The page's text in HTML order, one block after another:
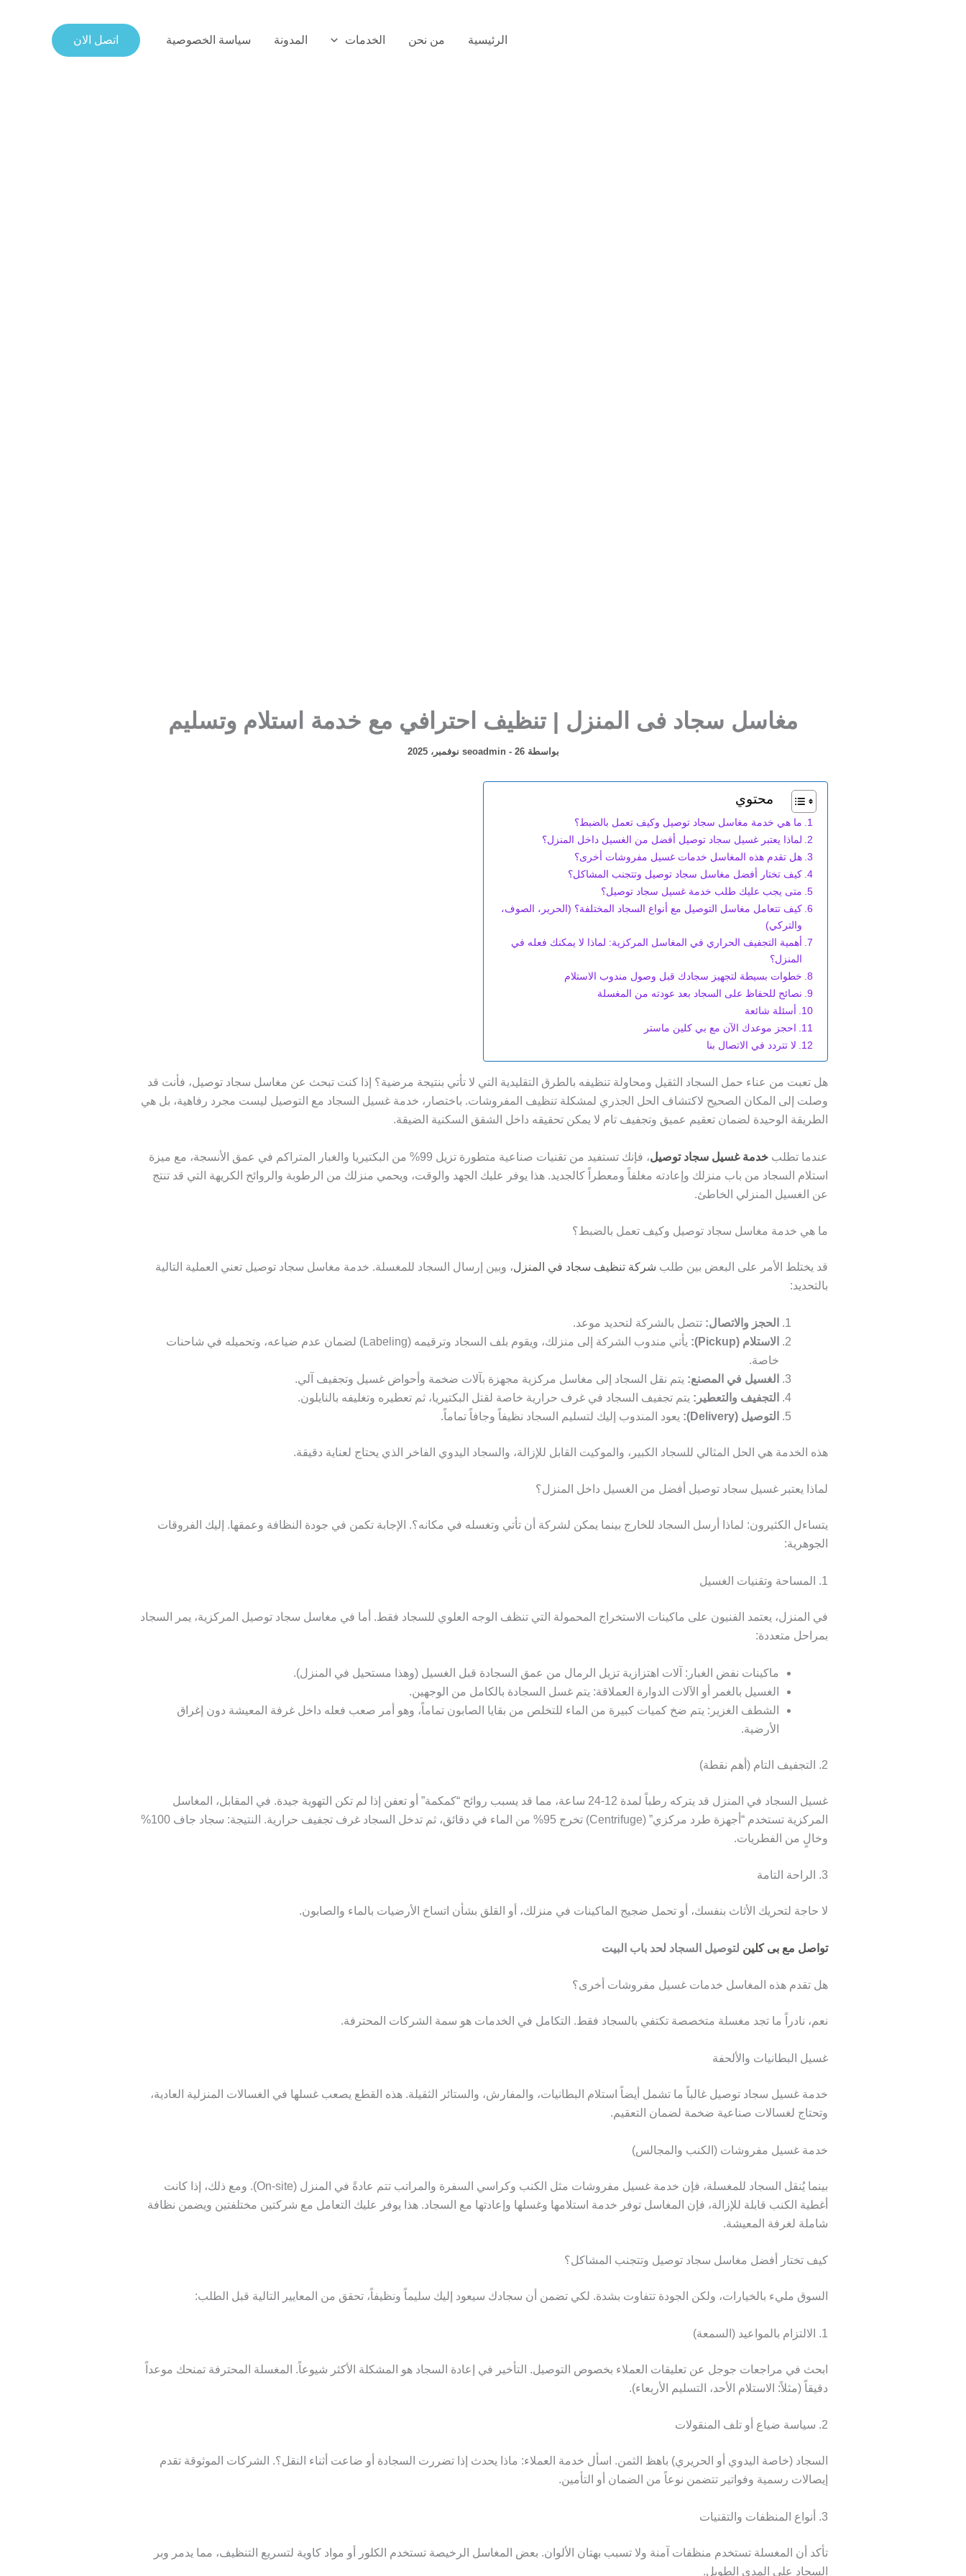
الرئيسية من نحن الخدمات المدونة سياسة الخصوصية اتصل الان
مغاسل سجاد فى المنزل | تنظيف احترافي مع خدمة استلام وتسليم
بواسطة seoadmin - 26 نوفمبر، 2025
محتوي
ما هي خدمة مغاسل سجاد توصيل وكيف تعمل بالضبط؟
لماذا يعتبر غسيل سجاد توصيل أفضل من الغسيل داخل المنزل؟
هل تقدم هذه المغاسل خدمات غسيل مفروشات أخرى؟
كيف تختار أفضل مغاسل سجاد توصيل وتتجنب المشاكل؟
متى يجب عليك طلب خدمة غسيل سجاد توصيل؟
كيف تتعامل مغاسل التوصيل مع أنواع السجاد المختلفة؟ (الحرير، الصوف،
والتركي)
أهمية التجفيف الحراري في المغاسل المركزية: لماذا لا يمكنك فعله في
المنزل؟
خطوات بسيطة لتجهيز سجادك قبل وصول مندوب الاستلام
نصائح للحفاظ على السجاد بعد عودته من المغسلة
أسئلة شائعة
احجز موعدك الآن مع بي كلين ماستر
لا تتردد في الاتصال بنا
هل تعبت من عناء حمل السجاد الثقيل ومحاولة تنظيفه بالطرق التقليدية التي لا تأتي بنتيجة مرضية؟ إذا كنت تبحث عن مغاسل سجاد توصيل، فأنت قد
وصلت إلى المكان الصحيح لاكتشاف الحل الجذري لمشكلة تنظيف المفروشات. باختصار، خدمة غسيل السجاد مع التوصيل ليست مجرد رفاهية، بل هي
الطريقة الوحيدة لضمان تعقيم عميق وتجفيف تام لا يمكن تحقيقه داخل الشقق السكنية الضيقة.
عندما تطلب خدمةغسيل سجاد توصيل
، فإنك تستفيد من تقنيات صناعية متطورة تزيل 99% من البكتيريا والغبار المتراكم في عمق الأنسجة، مع ميزة
استلام السجاد من باب منزلك وإعادته مغلفاً ومعطراً كالجديد. هذا يوفر عليك الجهد والوقت، ويحمي منزلك من الرطوبة والروائح الكريهة التي قد تنتج
عن الغسيل المنزلي الخاطئ.
ما هي خدمة مغاسل سجاد توصيل وكيف تعمل بالضبط؟
قد يختلط الأمر على البعض بين طلب شركة تنظيف سجاد في المنزل، وبين إرسال السجاد للمغسلة. خدمة مغاسل سجاد توصيل تعني العملية التالية
بالتحديد:
الحجز والاتصال: تتصل بالشركة لتحديد موعد.
الاستلام (Pickup):
يأتي مندوب الشركة إلى منزلك، ويقوم بلف السجاد وترقيمه (Labeling) لضمان عدم ضياعه، وتحميله في شاحنات
خاصة.
الغسيل في المصنع: يتم نقل السجاد إلى مغاسل مركزية مجهزة بآلات ضخمة وأحواض غسيل وتجفيف آلي.
التجفيف والتعطير: يتم تجفيف السجاد في غرف حرارية خاصة لقتل البكتيريا، ثم تعطيره وتغليفه بالنايلون.
التوصيل (Delivery):
يعود المندوب إليك لتسليم السجاد نظيفاً وجافاً تماماً.
هذه الخدمة هي الحل المثالي للسجاد الكبير، والموكيت القابل للإزالة، والسجاد اليدوي الفاخر الذي يحتاج لعناية دقيقة.
لماذا يعتبر غسيل سجاد توصيل أفضل من الغسيل داخل المنزل؟
يتساءل الكثيرون: لماذا أرسل السجاد للخارج بينما يمكن لشركة أن تأتي وتغسله في مكانه؟. الإجابة تكمن في جودة النظافة وعمقها. إليك الفروقات
الجوهرية:
1. المساحة وتقنيات الغسيل
في المنزل، يعتمد الفنيون على ماكينات الاستخراج المحمولة التي تنظف الوجه العلوي للسجاد فقط. أما في مغاسل سجاد توصيل المركزية، يمر السجاد
بمراحل متعددة:
ماكينات نفض الغبار: آلات اهتزازية تزيل الرمال من عمق السجادة قبل الغسيل (وهذا مستحيل في المنزل).
الغسيل بالغمر أو الآلات الدوارة العملاقة: يتم غسل السجادة بالكامل من الوجهين.
الشطف الغزير: يتم ضخ كميات كبيرة من الماء للتخلص من بقايا الصابون تماماً، وهو أمر صعب فعله داخل غرفة المعيشة دون إغراق
الأرضية.
2. التجفيف التام (أهم نقطة)
غسيل السجاد في المنزل قد يتركه رطباً لمدة 12-24 ساعة، مما قد يسبب روائح “كمكمة” أو تعفن إذا لم تكن التهوية جيدة. في المقابل، المغاسل
المركزية تستخدم “أجهزة طرد مركزي” (Centrifuge) تخرج 95% من الماء في دقائق، ثم تدخل السجاد غرف تجفيف حرارية. النتيجة: سجاد جاف 100%
وخالٍ من الفطريات.
3. الراحة التامة
لا حاجة لتحريك الأثاث بنفسك، أو تحمل ضجيج الماكينات في منزلك، أو القلق بشأن اتساخ الأرضيات بالماء والصابون.
تواصل مع بى كلين لتوصيل السجاد لحد باب البيت
هل تقدم هذه المغاسل خدمات غسيل مفروشات أخرى؟
نعم، نادراً ما تجد مغسلة متخصصة تكتفي بالسجاد فقط. التكامل في الخدمات هو سمة الشركات المحترفة.
غسيل البطانيات والألحفة
خدمة غسيل سجاد توصيل غالباً ما تشمل أيضاً استلام البطانيات، والمفارش، والستائر الثقيلة. هذه القطع يصعب غسلها في الغسالات المنزلية العادية،
وتحتاج لغسالات صناعية ضخمة لضمان التعقيم.
خدمة غسيل مفروشات (الكنب والمجالس)
بينما يُنقل السجاد للمغسلة، فإن خدمة غسيل مفروشات
مثل الكنب وكراسي السفرة والمراتب تتم عادةً في المنزل (On-site). ومع ذلك، إذا كانت
أغطية الكنب قابلة للإزالة، فإن المغاسل توفر خدمة استلامها وغسلها وإعادتها مع السجاد. هذا يوفر عليك التعامل مع شركتين مختلفتين ويضمن نظافة
شاملة لغرفة المعيشة.
كيف تختار أفضل مغاسل سجاد توصيل وتتجنب المشاكل؟
السوق مليء بالخيارات، ولكن الجودة تتفاوت بشدة. لكي تضمن أن سجادك سيعود إليك سليماً ونظيفاً، تحقق من المعايير التالية قبل الطلب:
1. الالتزام بالمواعيد (السمعة)
ابحث في مراجعات جوجل عن تعليقات العملاء بخصوص التوصيل. التأخير في إعادة السجاد هو المشكلة الأكثر شيوعاً. المغسلة المحترفة تمنحك موعداً
دقيقاً (مثلاً: الاستلام الأحد، التسليم الأربعاء).
2. سياسة ضياع أو تلف المنقولات
السجاد (خاصة اليدوي أو الحريري) باهظ الثمن. اسأل خدمة العملاء: ماذا يحدث إذا تضررت السجادة أو ضاعت أثناء النقل؟. الشركات الموثوقة تقدم
إيصالات رسمية وفواتير تتضمن نوعاً من الضمان أو التأمين.
3. أنواع المنظفات والتقنيات
تأكد أن المغسلة تستخدم منظفات آمنة ولا تسبب بهتان الألوان. بعض المغاسل الرخيصة تستخدم الكلور أو مواد كاوية لتسريع التنظيف، مما يدمر وبر
السجاد على المدى الطويل.